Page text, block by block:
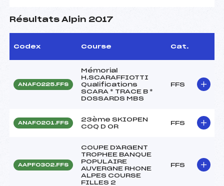
Résultats Alpin 2017
Codex Course Cat.
ANAF0225.FFS
Mémorial
H.SCARAFFIOTTI
Qualifications
SCARA * TRACE B *
DOSSARDS MBS
FFS
ANAF0201.FFS
23ème SKIOPEN
COQ D OR
FFS
AAPF0302.FFS
COUPE D'ARGENT
TROPHEE BANQUE
POPULAIRE
AUVERGNE RHONE
ALPES COURSE
FILLES 2
FFS